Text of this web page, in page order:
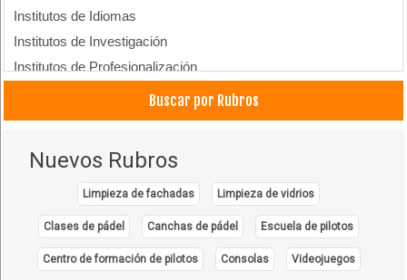
Institutos de Idiomas
Institutos de Investigación
Institutos de Profesionalización
Buscar por Rubros
Nuevos Rubros
Limpieza de fachadas Limpieza de vidrios
Clases de pádel Canchas de pádel Escuela de pilotos
Centro de formación de pilotos Consolas Videojuegos